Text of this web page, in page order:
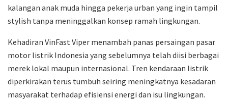
kalangan anak muda hingga pekerja urban yang ingin tampil
stylish tanpa meninggalkan konsep ramah lingkungan.
Kehadiran VinFast Viper menambah panas persaingan pasar
motor listrik Indonesia yang sebelumnya telah diisi berbagai
merek lokal maupun internasional. Tren kendaraan listrik
diperkirakan terus tumbuh seiring meningkatnya kesadaran
masyarakat terhadap efisiensi energi dan isu lingkungan.